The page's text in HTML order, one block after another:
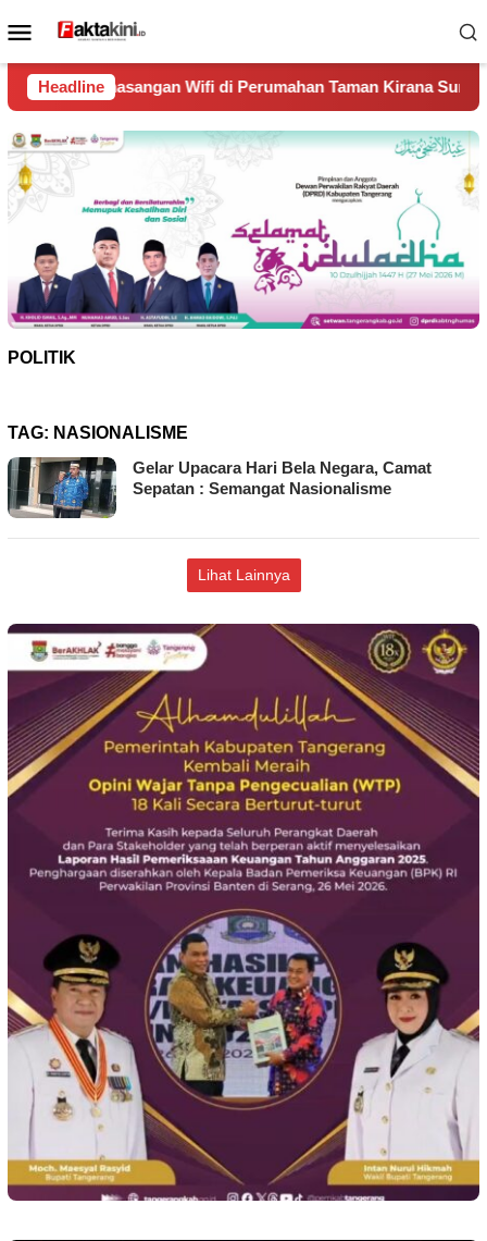
ke
Menu
Mobile
Headline
Wifi di Perumahan Taman Kirana Surya Solear
POLITIK
TAG: NASIONALISME
Gelar Upacara Hari Bela Negara, Camat
Sepatan : Semangat Nasionalisme
Lihat Lainnya